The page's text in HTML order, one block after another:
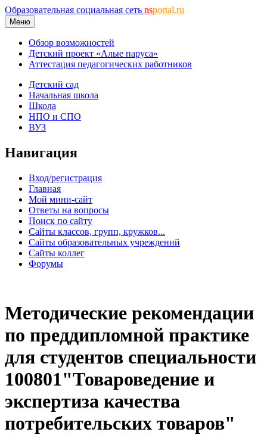
Образовательная социальная сеть nsportal.ru
Меню
Обзор возможностей
Детский проект «Алые паруса»
Аттестация педагогических работников
Детский сад
Начальная школа
Школа
НПО и СПО
ВУЗ
Навигация
Вход/регистрация
Главная
Мой мини-сайт
Ответы на вопросы
Поиск по сайту
Сайты классов, групп, кружков...
Сайты образовательных учреждений
Сайты коллег
Форумы
Методические рекомендации
по преддипломной практике
для студентов специальности
100801"Товароведение и
экспертиза качества
потребительских товаров"